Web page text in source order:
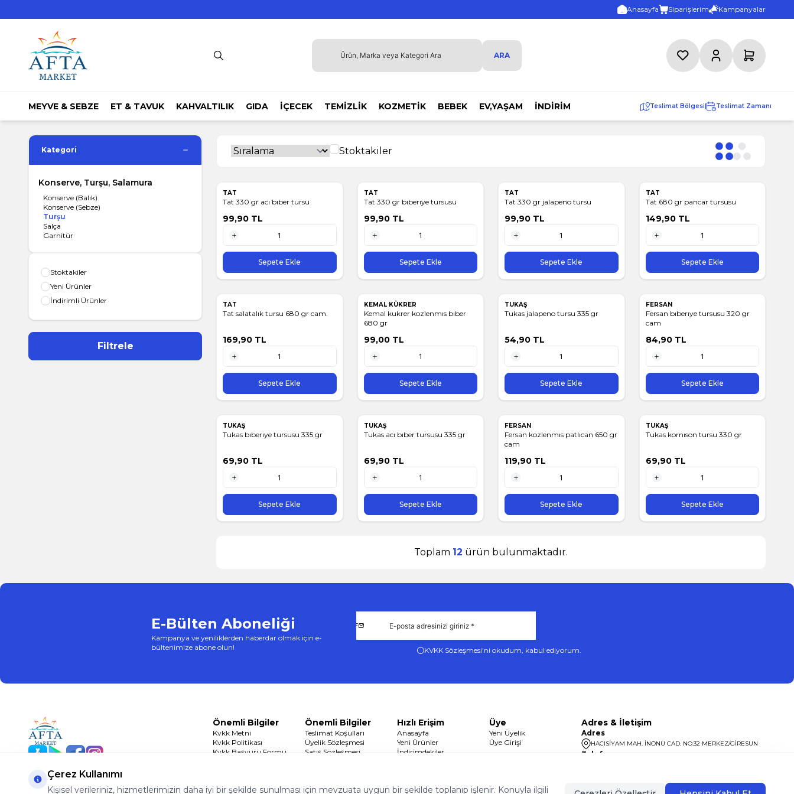
Anasayfa Siparişlerim Kampanyalar
ARA FavorilerimHesabım Sepetim
MEYVE & SEBZE ET & TAVUK KAHVALTILIK GIDA İÇECEK TEMİZLİK KOZMETİK BEBEK EV,YAŞAM İNDİRİM Teslimat Bölgesi| Teslimat Zamanı
Kategori
Konserve, Turşu, Salamura
Konserve (Balık)
Konserve (Sebze)
Turşu
Salça
Garnitür
Stoktakiler
Yeni Ürünler
İndirimli Ürünler
Filtrele
Stoktakiler
TAT
Tat 330 gr acı bıber tursu
99,90 TL
1 Adet
Sepete Ekle
TAT
Tat 330 gr bıberıye tursusu
99,90TL
1 Adet
Sepete Ekle
TAT
Tat 330 gr jalapeno tursu
99,90 TL
1 Adet
Sepete Ekle
TAT
Tat 680 gr pancar tursusu
149,90TL
1 Adet
Sepete Ekle
TAT
Tat salatalık tursu 680 gr cam.
169,90 TL
1 Adet
Sepete Ekle
KEMAL KÜKRER
Kemal kukrer kozlenmıs bıber
680 gr
99,00TL
1 Adet
Sepete Ekle
TUKAŞ
Tukas jalapeno tursu 335 gr
54,90 TL
1 Adet
Sepete Ekle
FERSAN
Fersan bıberıye tursusu 320 gr
cam
84,90TL
1 Adet
Sepete Ekle
TUKAŞ
Tukas bıberıye tursusu 335 gr
69,90 TL
1 Adet
Sepete Ekle
TUKAŞ
Tukas acı bıber tursusu 335 gr
69,90TL
1 Adet
Sepete Ekle
FERSAN
Fersan kozlenmıs patlıcan 650 gr
cam
119,90 TL
1 Adet
Sepete Ekle
TUKAŞ
Tukas kornıson tursu 330 gr
69,90TL
1 Adet
Sepete Ekle
Toplam 12 ürün bulunmaktadır.
E-Bülten Aboneliği
Kampanya ve yeniliklerden haberdar olmak için e-
bültenimize abone olun!
KVKK Sözleşmesi'ni okudum, kabul ediyorum.
Önemli Bilgiler
Kvkk Metni
Kvkk Politikası
Kvkk Başvuru Formu
Önemli Bilgiler
Teslimat Koşulları
Üyelik Sözleşmesi
Satış Sözleşmesi
Hızlı Erişim
Anasayfa
Yeni Ürünler
İndirimdekiler
Üye
Yeni Üyelik
Üye Girişi
Adres & İletişim
Adres
HACISİYAM MAH. İNÖNÜ CAD. NO:32 MERKEZ/GİRESUN
Telefon
Çerez Kullanımı
Kişisel verileriniz, hizmetlerimizin daha iyi bir şekilde sunulması için mevzuata uygun bir şekilde toplanıp işlenir. Konuyla ilgili